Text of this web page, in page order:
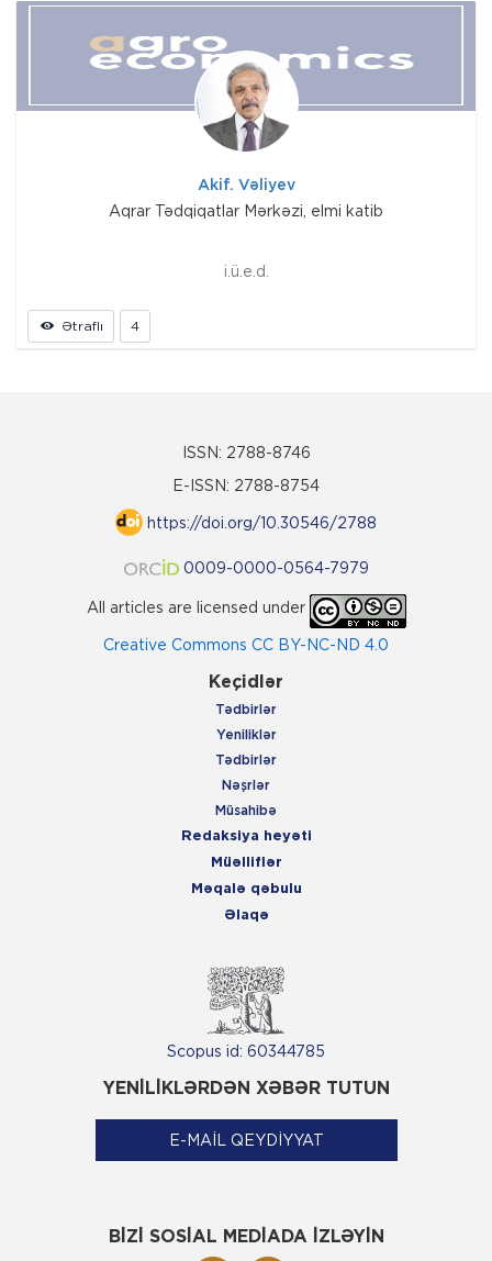
Akif. Vəliyev
Aqrar Tədqiqatlar Mərkəzi, elmi katib
i.ü.e.d.
Ətraflı 4
ISSN: 2788-8746
E-ISSN: 2788-8754
https://doi.org/10.30546/2788
0009-0000-0564-7979
All articles are licensed under
Creative Commons CC BY-NC-ND 4.0
Keçidlər
Tədbirlər
Yeniliklər
Tədbirlər
Nəşrlər
Müsahibə
Redaksiya heyəti
Müəlliflər
Məqalə qəbulu
Əlaqə
Scopus id: 60344785
YENİLİKLƏRDƏN XƏBƏR TUTUN
E-MAİL QEYDİYYAT
BİZİ SOSİAL MEDİADA İZLƏYİN